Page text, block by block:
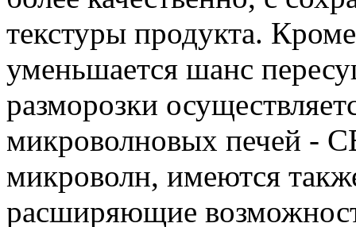
текстуры продукта.
уменьшается шанс
разморозки
микроволновых печей -
микроволн, имеются
расширяющие